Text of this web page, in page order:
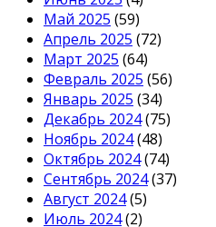
Май 2025 (59)
Апрель 2025 (72)
Март 2025 (64)
Февраль 2025 (56)
Январь 2025 (34)
Декабрь 2024(75)
Ноябрь 2024(48)
Октябрь 2024(74)
Сентябрь 2024(37)
Август 2024(5)
Июль 2024(2)